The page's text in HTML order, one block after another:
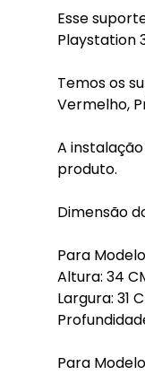
Esse
Playstation
Temos os
Vermelho,
A
produto.
Dimensão
Para
Altura: 34
Largura: 31
Para